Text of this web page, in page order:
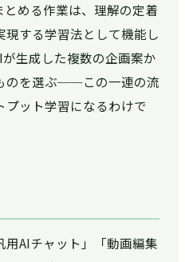
める作業は、理解の定着
現する学習法として機能し
生成した複数の企画案か
のを選ぶ──この一連の流
プット学習になるわけで
AIチャット」「動画編集